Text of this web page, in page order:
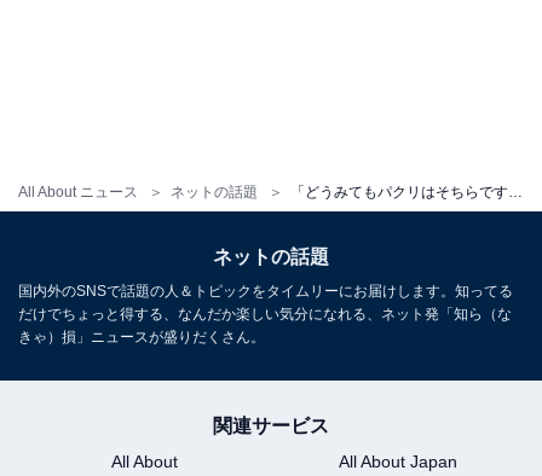
All About ニュース ネットの話題
ネットの話題
国内外のSNSで話題の人＆トピックをタイムリーにお届けします。知ってる
だけでちょっと得する、なんだか楽しい気分になれる、ネット発「知ら（な
きゃ）損」ニュースが盛りだくさん。
関連サービス
All About
All About Japan